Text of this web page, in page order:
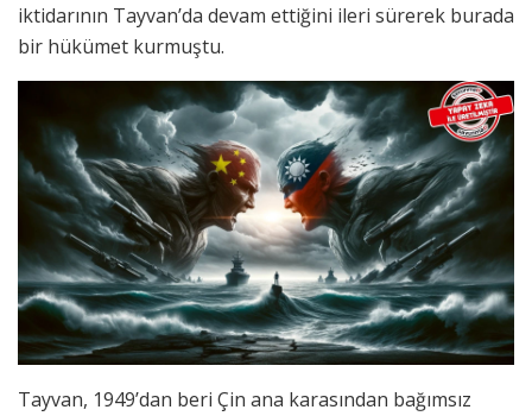
iktidarının Tayvan’da devam ettiğini ileri sürerek burada
bir hükümet kurmuştu.
Tayvan, 1949’dan beri Çin ana karasından bağımsız